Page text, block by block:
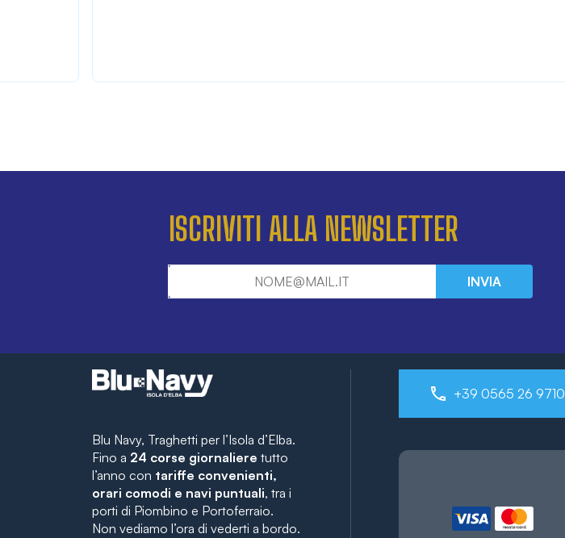
ISCRIVITI ALLA NEWSLETTER
INVIA
Blu Navy, Traghetti per l’Isola d’Elba.
Fino a 24 corse giornaliere tutto
l’anno con tariffe convenienti,
orari comodi e navi puntuali, tra i
porti di Piombino e Portoferraio.
Non vediamo l’ora di vederti a bordo.
+39 0565 26 9710